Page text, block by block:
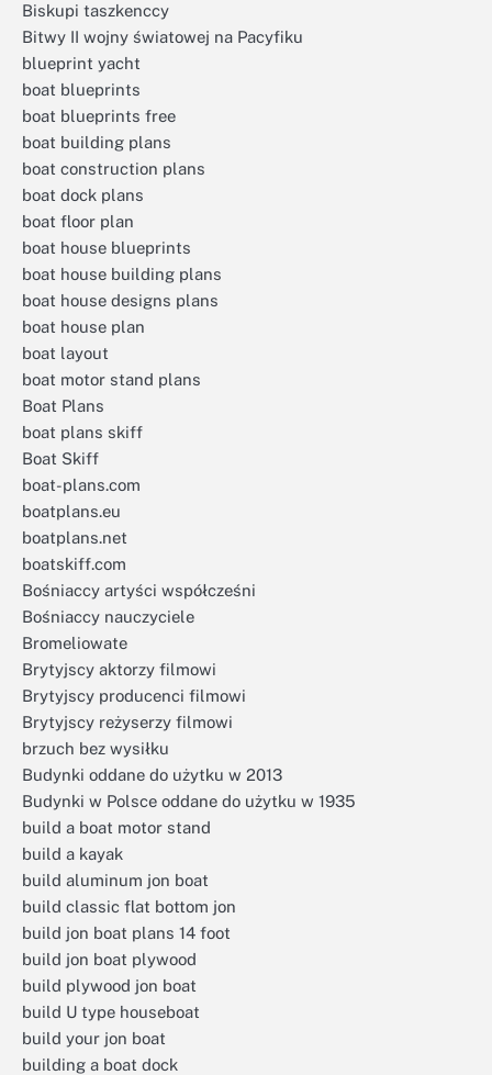
Biskupi taszkenccy
Bitwy II wojny światowej na Pacyfiku
blueprint yacht
boat blueprints
boat blueprints free
boat building plans
boat construction plans
boat dock plans
boat floor plan
boat house blueprints
boat house building plans
boat house designs plans
boat house plan
boat layout
boat motor stand plans
Boat Plans
boat plans skiff
Boat Skiff
boat-plans.com
boatplans.eu
boatplans.net
boatskiff.com
Bośniaccy artyści współcześni
Bośniaccy nauczyciele
Bromeliowate
Brytyjscy aktorzy filmowi
Brytyjscy producenci filmowi
Brytyjscy reżyserzy filmowi
brzuch bez wysiłku
Budynki oddane do użytku w 2013
Budynki w Polsce oddane do użytku w 1935
build a boat motor stand
build a kayak
build aluminum jon boat
build classic flat bottom jon
build jon boat plans 14 foot
build jon boat plywood
build plywood jon boat
build U type houseboat
build your jon boat
building a boat dock